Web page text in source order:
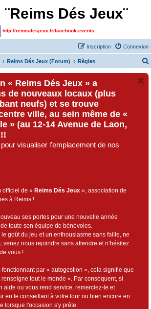
Dés Jeux¨
http://reimsdesjeux.fr/facebook-events
Connexion
Inscription
Reims Dés Jeux (Forum) Règles
« Reims Dés Jeux » a
de nouveaux locaux (plus
neufs) et se trouve
ville, au sein même de «
» (au 12-14 Avenue de Laon,
visualiser l'emplacement de nos
officiel de « Reims Dés Jeux », association de
à Reims !
ses portes pour une nouvelle année
toute son équipe de bénévoles.
le goût du jeu et un enthousiasme sans faille, ne
venez nous rejoindre sans attendre et n’hésitez
vous !
fonctionnant par « autogestion », cela signifie que
tout le monde ». Par conséquent, si
aide ou vous rend service, remerciez-le et
en le conseillant à votre tour ou bien encore en
lorsque l'occasion s'y prête.